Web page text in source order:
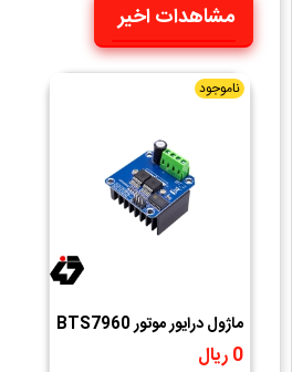
مشاهدات اخیر
ناموجود
ماژول درایور موتور BTS7960
43A
0 ریال